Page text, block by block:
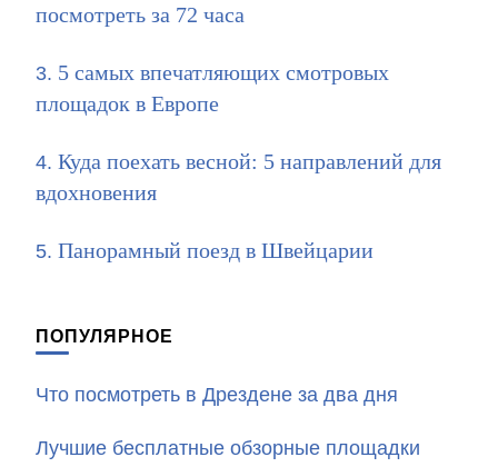
посмотреть за 72 часа
5 самых впечатляющих смотровых
площадок в Европе
Куда поехать весной: 5 направлений для
вдохновения
Панорамный поезд в Швейцарии
ПОПУЛЯРНОЕ
Что посмотреть в Дрездене за два дня
Лучшие бесплатные обзорные площадки